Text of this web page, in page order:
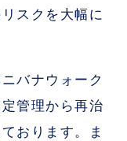
スクを大幅に
バナウォーク
管理から再治
おります。ま